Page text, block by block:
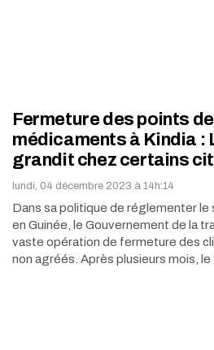
Fermeture des points
médicaments à Kindia :
grandit chez certains
lundi, 04 décembre 2023 à 14h:14
Dans sa politique de réglementer
en Guinée, le Gouvernement de la
vaste opération de fermeture des
non agréés. Après plusieurs mois,